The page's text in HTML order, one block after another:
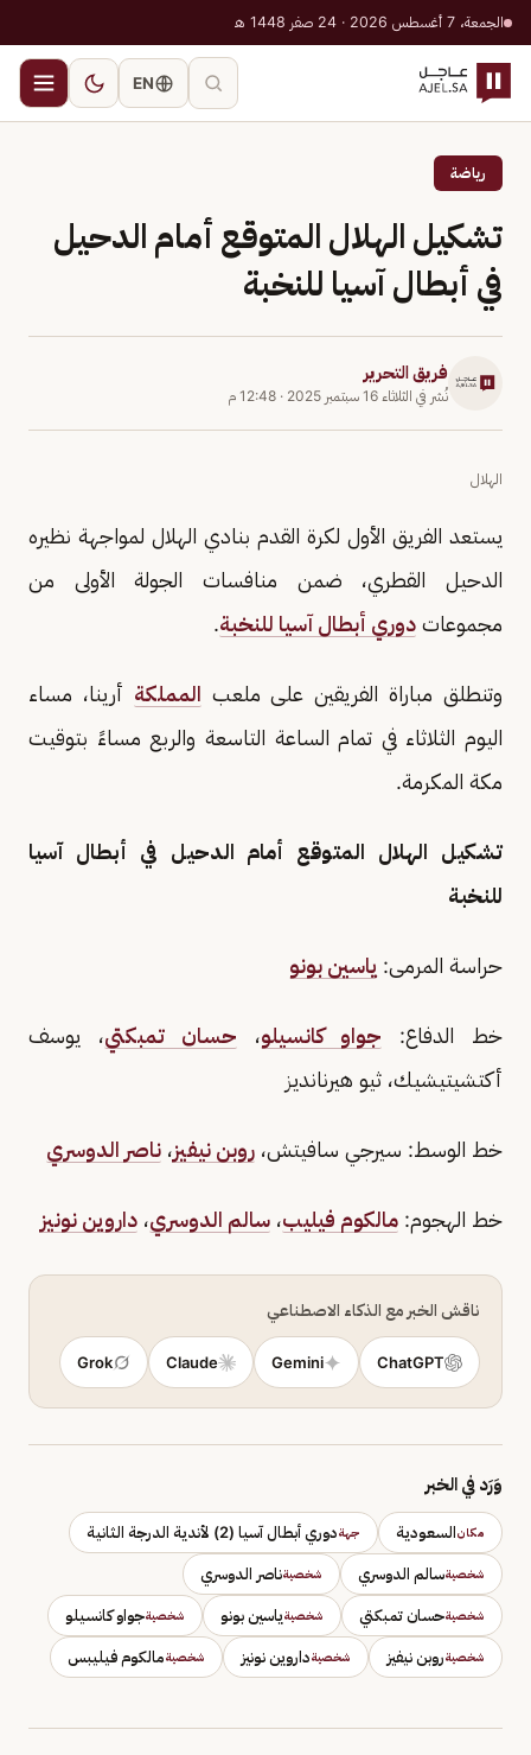
الجمعة، 7 أغسطس 2026 · 24 صفر 1448 هـ
EN
رياضة
تشكيل الهلال المتوقع أمام الدحيل
في أبطال آسيا للنخبة
فريق التحرير
نُشر في الثلاثاء 16 سبتمبر 2025 · 12:48 م
الهلال
يستعد الفريق الأول لكرة القدم بنادي الهلال لمواجهة نظيره
الدحيل القطري، ضمن منافسات الجولة الأولى من
مجموعات دوري أبطال آسيا للنخبة.
وتنطلق مباراة الفريقين على ملعب المملكة أرينا، مساء
اليوم الثلاثاء في تمام الساعة التاسعة والربع مساءً بتوقيت
مكة المكرمة.
تشكيل الهلال المتوقع أمام الدحيل في أبطال آسيا
للنخبة
حراسة المرمى: ياسين بونو
خط الدفاع: جواو كانسيلو، حسان تمبكتي، يوسف
أكتشيتيشيك، ثيو هيرنانديز
خط الوسط: سيرجي سافيتش، روبن نيفيز، ناصر الدوسري
خط الهجوم: مالكوم فيليب، سالم الدوسري، داروين نونيز
ناقش الخبر مع الذكاء الاصطناعي
ChatGPT
Gemini
Claude
Grok
وَرَد في الخبر
مكانالسعودية جهةدوري أبطال آسيا (2) لأندية الدرجة الثانية
شخصيةسالم الدوسري شخصيةناصر الدوسري
شخصيةحسان تمبكتي شخصيةياسين بونو شخصيةجواو كانسيلو
شخصيةروبن نيفيز شخصيةداروين نونيز شخصيةمالكوم فيليبس